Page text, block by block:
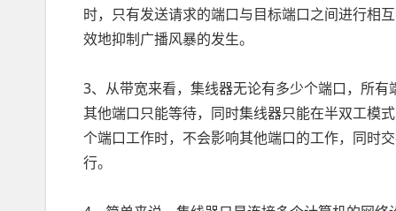
时，只有发送请求的端口与目标端口之间进行相
效地抑制广播风暴的发生。
3、从带宽来看，集线器无论有多少个端口，所有
其他端口只能等待，同时集线器只能在半双工模
个端口工作时，不会影响其他端口的工作，同时
行。